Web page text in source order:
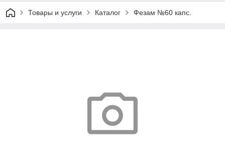
Товары и услуги Каталог Фезам №60 капс.